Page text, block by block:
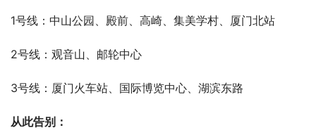
1号线：中山公园、殿前、高崎、集美学村、厦门北站
2号线：观音山、邮轮中心
3号线：厦门火车站、国际博览中心、湖滨东路
从此告别：